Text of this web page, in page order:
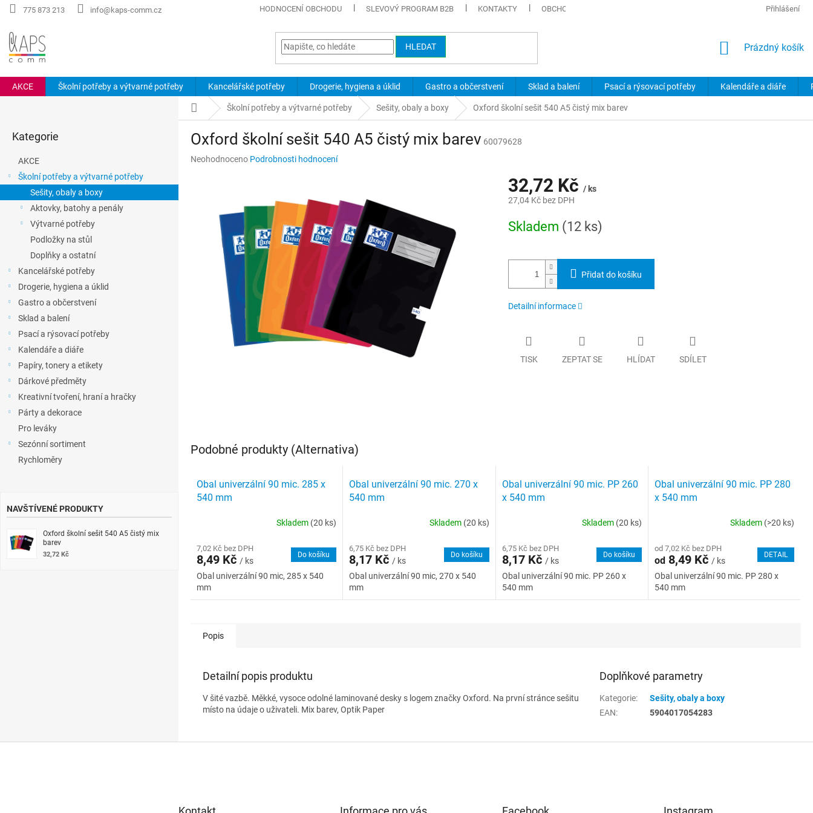
Přejít
775 873 213 info@kaps-comm.cz HODNOCENÍ OBCHODU SLEVOVÝ PROGRAM B2B KONTAKTY OBCHODNÍ PODMÍNKY PODMÍNKY OCHRANY OSOBNÍCH ÚDAJŮ
Přihlášení
HLEDAT
NÁKUPNÍ
Prázdný košík
AKCE Školní potřeby a výtvarné potřeby Kancelářské potřeby Drogerie, hygiena a úklid Gastro a občerstvení Sklad a balení Psací a rýsovací potřeby Kalendáře a diáře
n
kategorie
Kategorie
AKCE
Školní potřeby a výtvarné potřeby
Sešity, obaly a boxy
Aktovky, batohy a penály
Výtvarné potřeby
Podložky na stůl
Doplňky a ostatní
Kancelářské potřeby
Drogerie, hygiena a úklid
Gastro a občerstvení
Sklad a balení
Psací a rýsovací potřeby
Kalendáře a diáře
Papíry, tonery a etikety
Dárkové předměty
Kreativní tvoření, hraní a hračky
Párty a dekorace
Pro leváky
Sezónní sortiment
Rychloměry
NAVŠTÍVENÉ PRODUKTY
Oxford školní sešit 540 A5 čistý mix
barev
32,72 Kč
Domů Školní potřeby a výtvarné potřeby Sešity, obaly a boxy Oxford školní sešit 540 A5 čistý mix barev
Oxford školní sešit 540 A5 čistý mix barev 60079628
Průměrné
hvězdiček.
Neohodnoceno Podrobnosti hodnocení
32,72 Kč / ks
27,04 Kč bez DPH
cena:
Skladem (12 ks)
Přidat do košíku
Detailní informace
TISK ZEPTAT SE HLÍDAT SDÍLET
Podobné produkty (Alternativa)
Obal univerzální 90 mic. 285 x
540 mm
Skladem (20 ks)
7,02 Kč bez DPH
8,49 Kč / ks
Do košíku
Obal univerzální 90 mic, 285 x 540
mm
Obal univerzální 90 mic. 270 x
540 mm
Skladem (20 ks)
6,75 Kč bez DPH
8,17 Kč/ ks
Do košíku
Obal univerzální 90 mic, 270 x 540
mm
Obal univerzální 90 mic. PP 260
x 540 mm
Skladem (20 ks)
6,75 Kč bez DPH
8,17 Kč / ks
Do košíku
Obal univerzální 90 mic. PP 260 x
540 mm
Obal univerzální 90 mic. PP 280
x 540 mm
Skladem (>20 ks)
od 7,02 Kč bez DPH
od8,49 Kč / ks
DETAIL
Obal univerzální 90 mic. PP 280 x
540 mm
Popis
Detailní popis produktu
V šité vazbě. Měkké, vysoce odolné laminované desky s logem značky Oxford. Na první stránce sešitu
místo na údaje o uživateli. Mix barev, Optik Paper
Doplňkové parametry
Kategorie:
Sešity, obaly a boxy
EAN: 5904017054283